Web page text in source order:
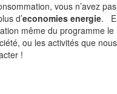
vous n’avez
d’economies energie.
même du programme
ou les activités que
!